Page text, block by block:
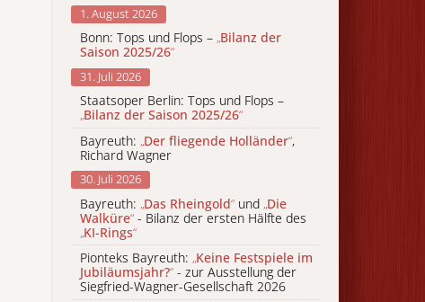
1. August 2026
Bonn: Tops und Flops – „Bilanz der
Saison 2025/26“
31. Juli 2026
Staatsoper Berlin: Tops und Flops –
„Bilanz der Saison 2025/26“
Bayreuth: „Der fliegende Holländer“,
Richard Wagner
30. Juli 2026
Bayreuth: „Das Rheingold“ und „Die
Walküre“ - Bilanz der ersten Hälfte des
„KI-Rings“
Pionteks Bayreuth: „Keine Festspiele im
Jubiläumsjahr?“ - zur Ausstellung der
Siegfried-Wagner-Gesellschaft 2026